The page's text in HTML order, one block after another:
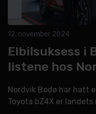
12. november 2024
Elbilsuksess i
listene hos
Nordvik Bodø har hatt
Toyota bZ4X er